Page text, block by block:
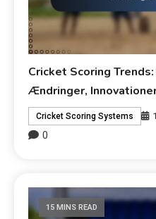
Cricket Scoring
Ændringer,
Cricket Scoring Systems
0
15 MINS READ